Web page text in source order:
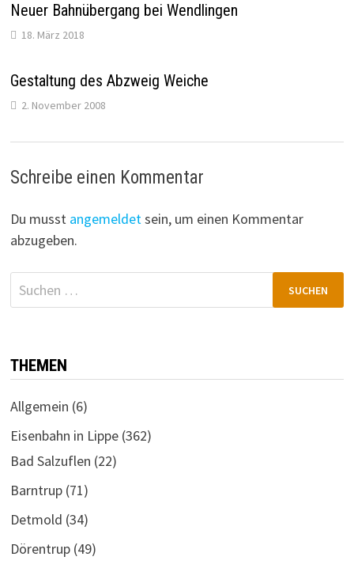
Neuer Bahnübergang bei Wendlingen
18. März 2018
Gestaltung des Abzweig Weiche
2. November 2008
Schreibe einen Kommentar
Du musst angemeldetsein, um einen Kommentar
abzugeben.
Suchen
nach:
THEMEN
Allgemein (6)
Eisenbahn in Lippe(362)
Bad Salzuflen (22)
Barntrup(71)
Detmold (34)
Dörentrup(49)